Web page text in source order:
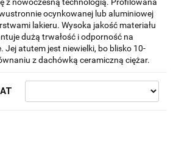
ocynkowanej lub aluminiowej
lakieru. Wysoka jakość materiału
dużą trwałość i odporność na
Jej atutem jest niewielki, bo blisko 10-
z dachówką ceramiczną ciężar.